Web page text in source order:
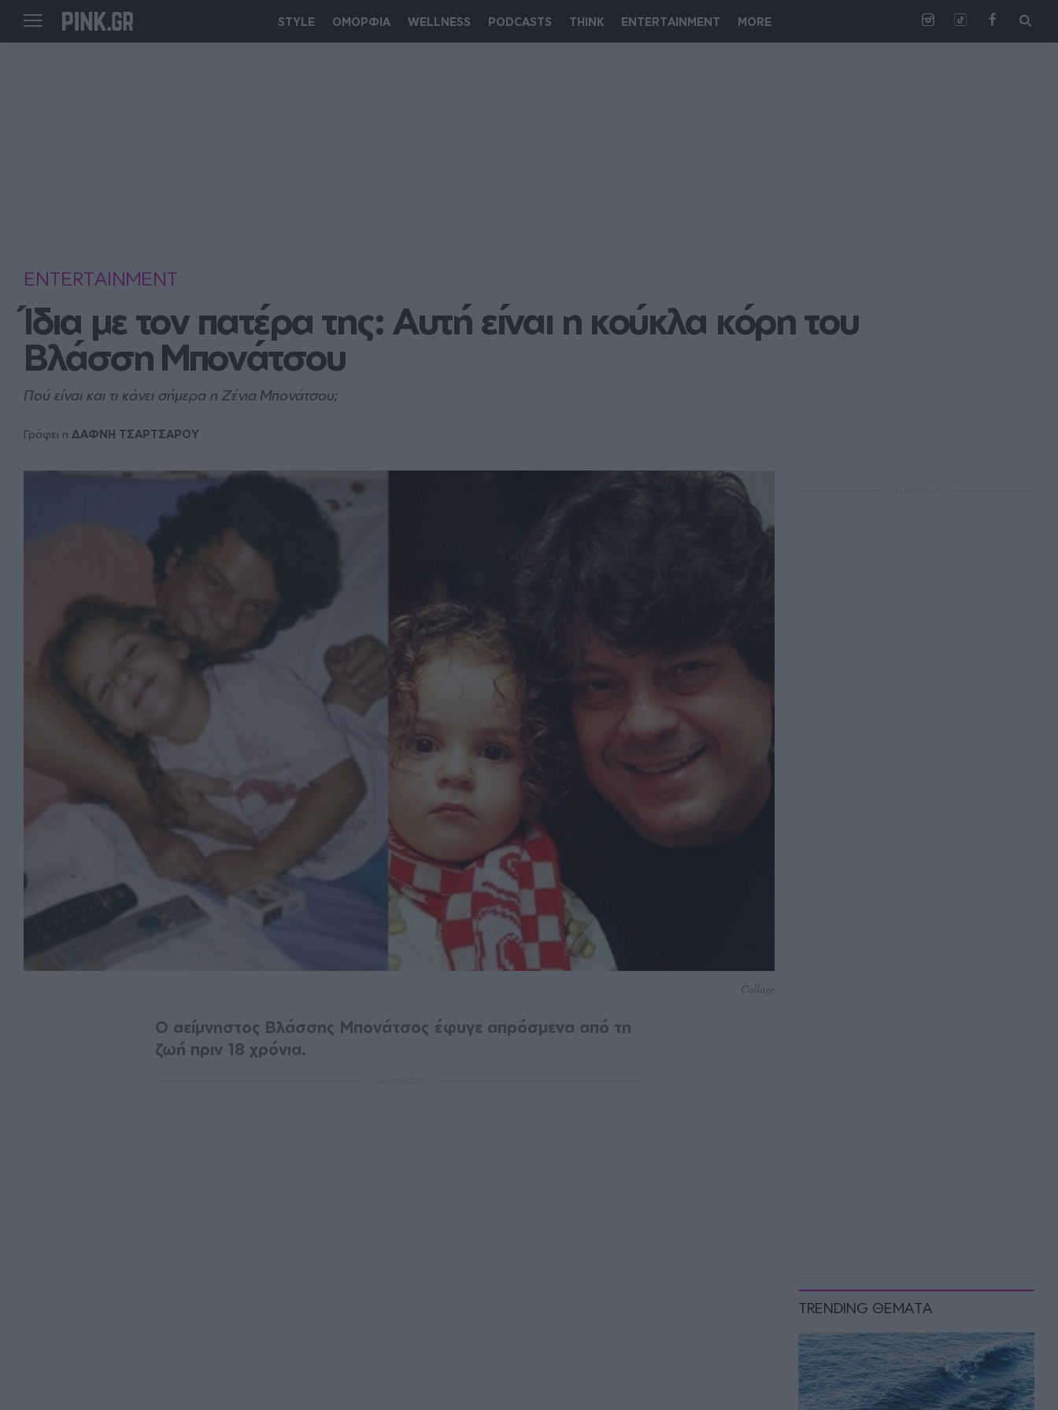
STYLE ΟΜΟΡΦΙΑ WELLNESS PODCASTS THINK ENTERTAINMENT MORE
ENTERTAINMENT
Ίδια με τον πατέρα της: Αυτή είναι η κούκλα κόρη του
Βλάσση Μπονάτσου
Πού είναι και τι κάνει σήμερα η Ζένια Μπονάτσου;
Γράφει η ΔΑΦΝΗ ΤΣΑΡΤΣΑΡΟΥ
TRENDING ΘΕΜΑΤΑ
Collage
Ο αείμνηστος Βλάσσης Μπονάτσος έφυγε απρόσμενα από τη
ζωή πριν 18 χρόνια.